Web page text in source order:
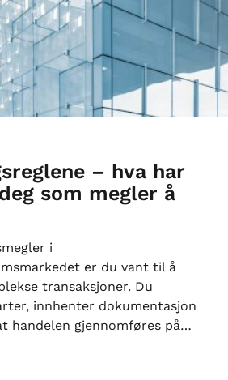
– hva har
som megler å
i
er du vant til å
transaksjoner. Du
innhenter dokumentasjon
handelen gjennomføres på…